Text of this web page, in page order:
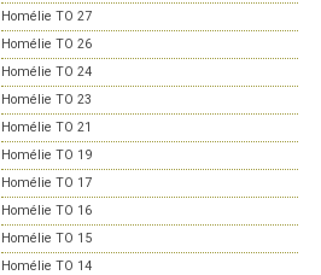
Homélie TO 27
Homélie TO 26
Homélie TO 24
Homélie TO 23
Homélie TO 21
Homélie TO 19
Homélie TO 17
Homélie TO 16
Homélie TO 15
Homélie TO 14